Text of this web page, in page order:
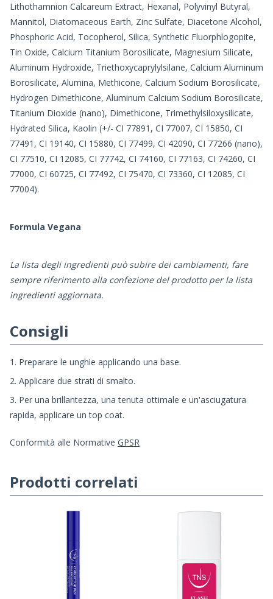
Lithothamnion Calcareum Extract, Hexanal, Polyvinyl Butyral,
Mannitol, Diatomaceous Earth, Zinc Sulfate, Diacetone Alcohol,
Phosphoric Acid, Tocopherol, Silica, Synthetic Fluorphlogopite,
Tin Oxide, Calcium Titanium Borosilicate, Magnesium Silicate,
Aluminum Hydroxide, Triethoxycaprylylsilane, Calcium Aluminum
Borosilicate, Alumina, Methicone, Calcium Sodium Borosilicate,
Hydrogen Dimethicone, Aluminum Calcium Sodium Borosilicate,
Titanium Dioxide (nano), Dimethicone, Trimethylsiloxysilicate,
Hydrated Silica, Kaolin (+/- CI 77891, CI 77007, CI 15850, CI
77491, CI 19140, CI 15880, CI 77499, CI 42090, CI 77266 (nano),
CI 77510, CI 12085, CI 77742, CI 74160, CI 77163, CI 74260, CI
77000, CI 60725, CI 77492, CI 75470, CI 73360, CI 12085, CI
77004).
Formula Vegana
La lista degli ingredienti può subire dei cambiamenti, fare
sempre riferimento alla confezione del prodotto per la lista
ingredienti aggiornata.
Consigli
1. Preparare le unghie applicando una base.
2. Applicare due strati di smalto.
3. Per una brillantezza, una tenuta ottimale e un'asciugatura
rapida, applicare un top coat.
Conformità alle Normative GPSR
Prodotti correlati